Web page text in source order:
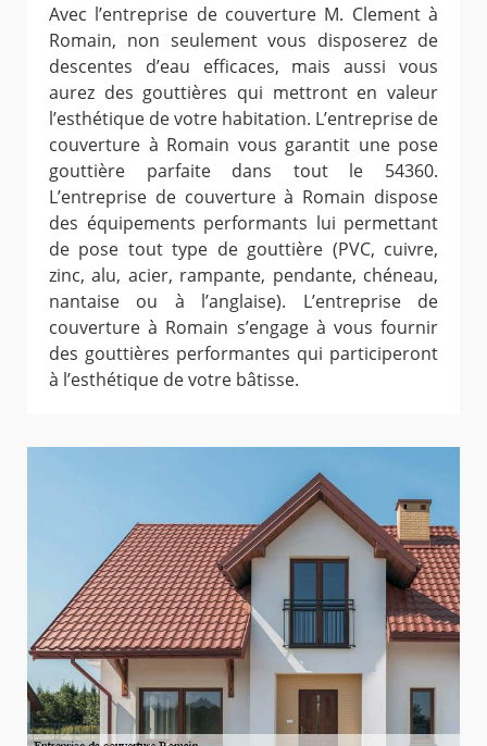
Avec l’entreprise de couverture M. Clement à
Romain, non seulement vous disposerez de
descentes d’eau efficaces, mais aussi vous
aurez des gouttières qui mettront en valeur
l’esthétique de votre habitation. L’entreprise de
couverture à Romain vous garantit une pose
gouttière parfaite dans tout le 54360.
L’entreprise de couverture à Romain dispose
des équipements performants lui permettant
de pose tout type de gouttière (PVC, cuivre,
zinc, alu, acier, rampante, pendante, chéneau,
nantaise ou à l’anglaise). L’entreprise de
couverture à Romain s’engage à vous fournir
des gouttières performantes qui participeront
à l’esthétique de votre bâtisse.